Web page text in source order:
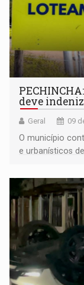
deve
Geral 09
O município
e urbanísticos